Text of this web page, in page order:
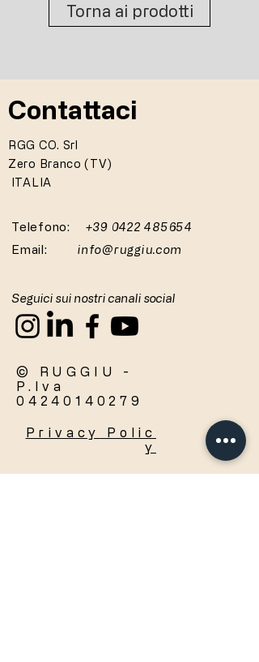
Torna ai prodotti
Contattaci
RGG CO. Srl
Zero Branco (TV)
ITALIA
Telefono:
+39 0422 485654
Email: info@ruggiu.com
Seguici sui nostri canali social
© RUGGIU -
P.Iva
04240140279
Privacy
Polic
y